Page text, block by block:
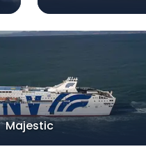
Majestic